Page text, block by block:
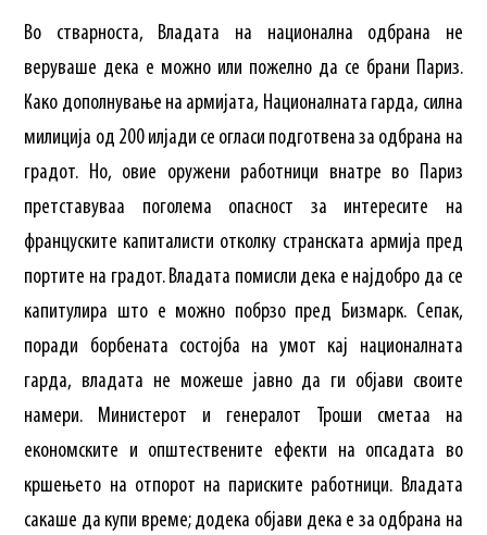
Во стварноста, Владата на национална одбрана не
веруваше дека е можно или пожелно да се брани Париз.
Како дополнување на армијата, Националната гарда, силна
милиција од 200 илјади се огласи подготвена за одбрана на
градот. Но, овие оружени работници внатре во Париз
претставуваа поголема опасност за интересите на
француските капиталисти отколку странската армија пред
портите на градот. Владата помисли дека е најдобро да се
капитулира што е можно побрзо пред Бизмарк. Сепак,
поради борбената состојба на умот кај националната
гарда, владата не можеше јавно да ги објави своите
намери. Министерот и генералот Троши сметаа на
економските и општествените ефекти на опсадата во
кршењето на отпорот на париските работници. Владата
сакаше да купи време; додека објави дека е за одбрана на